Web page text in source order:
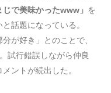
で美味かったwww」 を
話題になっている。
が好き」とのことで、
試行錯誤しながら仲良
ントが続出した。